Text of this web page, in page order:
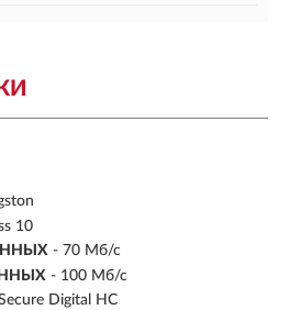
10
- 70 Мб/с
- 100 Мб/с
Digital HC